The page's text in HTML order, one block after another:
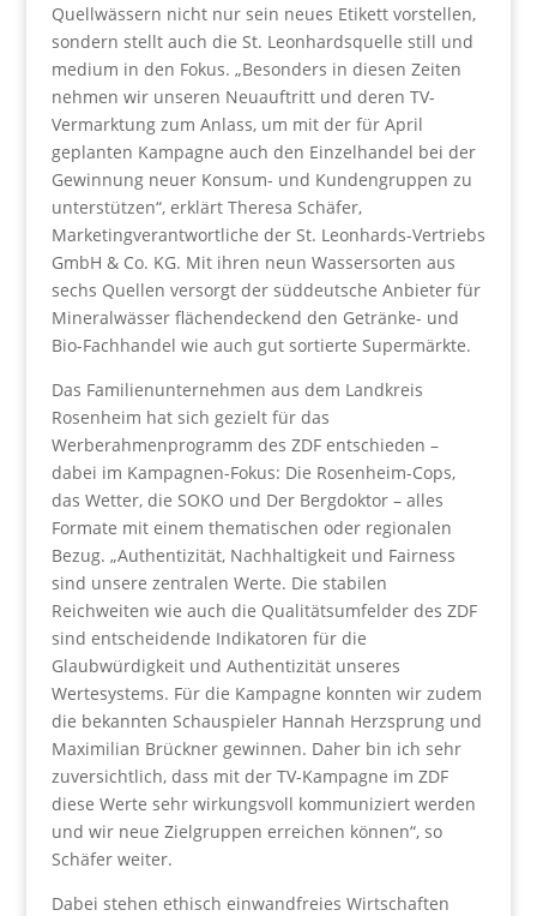
Quellwässern nicht nur sein neues Etikett vorstellen,
sondern stellt auch die St. Leonhardsquelle still und
medium in den Fokus. „Besonders in diesen Zeiten
nehmen wir unseren Neuauftritt und deren TV-
Vermarktung zum Anlass, um mit der für April
geplanten Kampagne auch den Einzelhandel bei der
Gewinnung neuer Konsum- und Kundengruppen zu
unterstützen“, erklärt Theresa Schäfer,
Marketingverantwortliche der St. Leonhards-Vertriebs
GmbH & Co. KG. Mit ihren neun Wassersorten aus
sechs Quellen versorgt der süddeutsche Anbieter für
Mineralwässer flächendeckend den Getränke- und
Bio-Fachhandel wie auch gut sortierte Supermärkte.
Das Familienunternehmen aus dem Landkreis
Rosenheim hat sich gezielt für das
Werberahmenprogramm des ZDF entschieden –
dabei im Kampagnen-Fokus: Die Rosenheim-Cops,
das Wetter, die SOKO und Der Bergdoktor – alles
Formate mit einem thematischen oder regionalen
Bezug. „Authentizität, Nachhaltigkeit und Fairness
sind unsere zentralen Werte. Die stabilen
Reichweiten wie auch die Qualitätsumfelder des ZDF
sind entscheidende Indikatoren für die
Glaubwürdigkeit und Authentizität unseres
Wertesystems. Für die Kampagne konnten wir zudem
die bekannten Schauspieler Hannah Herzsprung und
Maximilian Brückner gewinnen. Daher bin ich sehr
zuversichtlich, dass mit der TV-Kampagne im ZDF
diese Werte sehr wirkungsvoll kommuniziert werden
und wir neue Zielgruppen erreichen können“, so
Schäfer weiter.
Dabei stehen ethisch einwandfreies Wirtschaften